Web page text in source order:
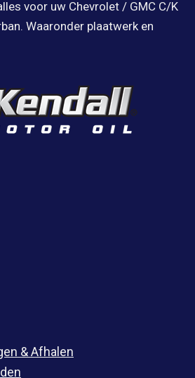
voor uw Chevrolet / GMC C/K
Waaronder plaatwerk en
& Afhalen